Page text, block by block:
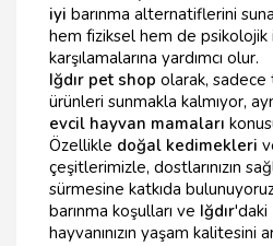
iyi barınma alternatiflerini
hem fiziksel hem de psikolojik
karşılamalarına yardımcı olur.
Iğdır pet shop olarak, sadece
ürünleri sunmakla kalmıyor,
evcil hayvan mamaları
Özellikle doğal kedimekleri
çeşitlerimizle, dostlarınızın
sürmesine katkıda
barınma koşulları ve Iğdır'daki
hayvanınızın yaşam kalitesini